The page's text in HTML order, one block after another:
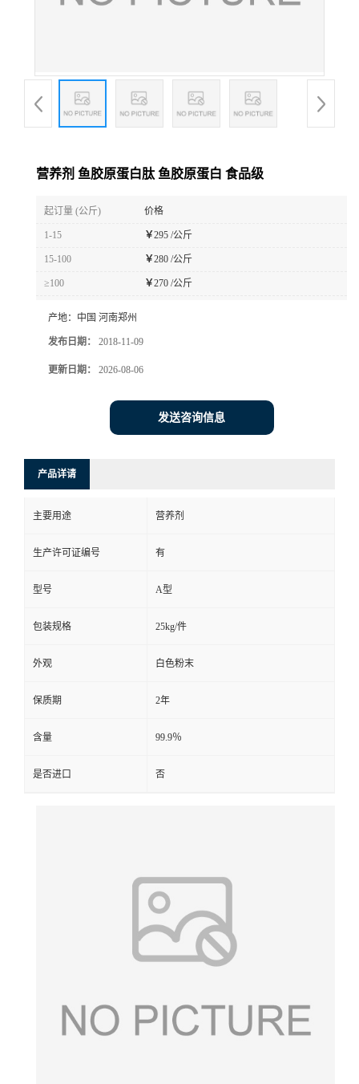
营养剂 鱼胶原蛋白肽 鱼胶原蛋白 食品级
起订量 (公斤) 价格
1-15 ￥295 /公斤
15-100 ￥280 /公斤
≥100 ￥270 /公斤
产地： 中国 河南郑州
发布日期： 2018-11-09
更新日期： 2026-08-06
发送咨询信息
产品详请
主要用途 营养剂
生产许可证编号 有
型号 A型
包装规格 25kg/件
外观 白色粉末
保质期 2年
含量 99.9％
是否进口 否